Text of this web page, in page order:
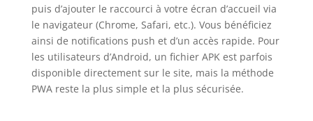
puis d’ajouter le raccourci à votre écran d’accueil via
le navigateur (Chrome, Safari, etc.). Vous bénéficiez
ainsi de notifications push et d’un accès rapide. Pour
les utilisateurs d’Android, un fichier APK est parfois
disponible directement sur le site, mais la méthode
PWA reste la plus simple et la plus sécurisée.